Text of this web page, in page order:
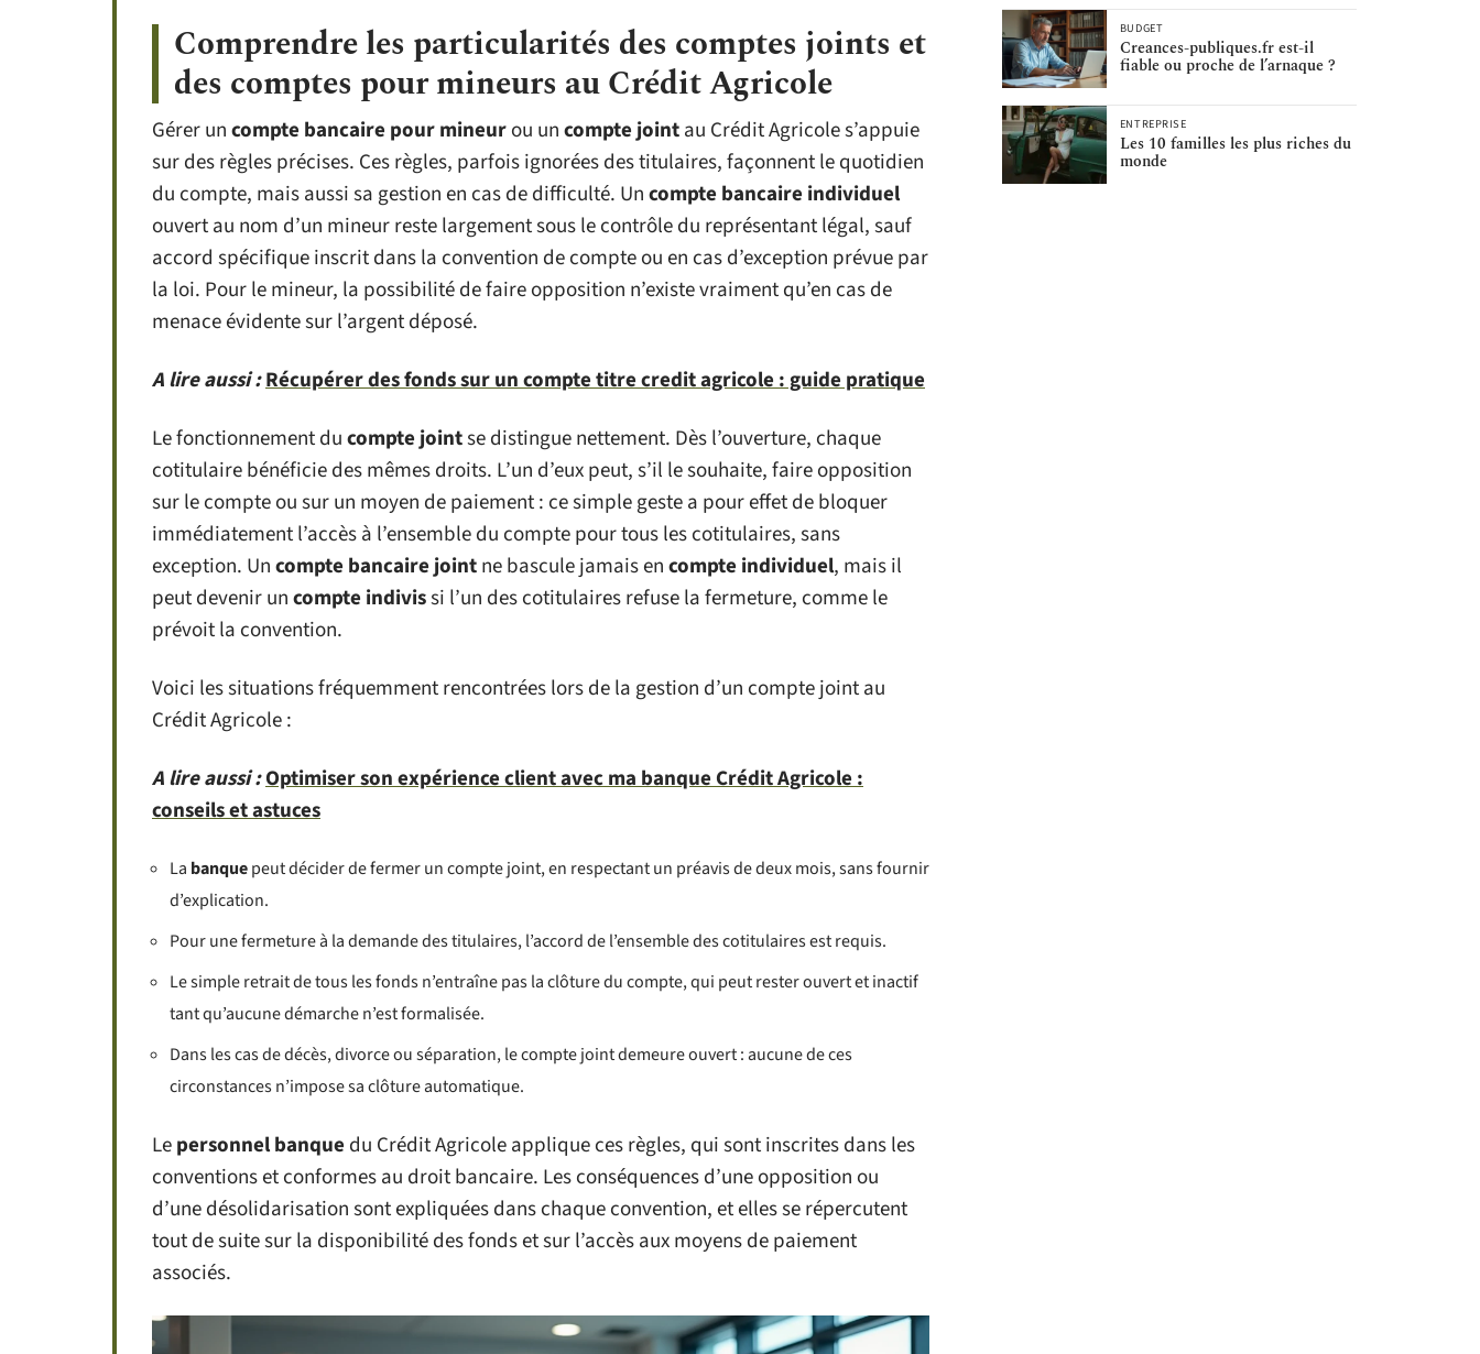
Comprendre les particularités des comptes joints et
des comptes pour mineurs au Crédit Agricole
Gérer uncompte bancaire pour mineurou uncompte jointau Crédit Agricole s’appuie
sur des règles précises. Ces règles, parfois ignorées des titulaires, façonnent le quotidien
du compte, mais aussi sa gestion en cas de difficulté. Uncompte bancaire individuel
ouvert au nom d’un mineur reste largement sous le contrôle du représentant légal, sauf
accord spécifique inscrit dans la convention de compte ou en cas d’exception prévue par
la loi. Pour le mineur, la possibilité de faire opposition n’existe vraiment qu’en cas de
menace évidente sur l’argent déposé.
A lire aussi :Récupérer des fonds sur un compte titre credit agricole : guide pratique
Le fonctionnement ducompte jointse distingue nettement. Dès l’ouverture, chaque
cotitulaire bénéficie des mêmes droits. L’un d’eux peut, s’il le souhaite, faire opposition
sur le compte ou sur un moyen de paiement : ce simple geste a pour effet de bloquer
immédiatement l’accès à l’ensemble du compte pour tous les cotitulaires, sans
exception. Uncompte bancaire jointne bascule jamais encompte individuel, mais il
peut devenir uncompte indivissi l’un des cotitulaires refuse la fermeture, comme le
prévoit la convention.
Voici les situations fréquemment rencontrées lors de la gestion d’un compte joint au
Crédit Agricole :
A lire aussi :Optimiser son expérience client avec ma banque Crédit Agricole :
conseils et astuces
La banquepeut décider de fermer un compte joint, en respectant un préavis de deux mois, sans fournir
d’explication.
Pour une fermeture à la demande des titulaires, l’accord de l’ensemble des cotitulaires est requis.
Le simple retrait de tous les fonds n’entraîne pas la clôture du compte, qui peut rester ouvert et inactif
tant qu’aucune démarche n’est formalisée.
Dans les cas de décès, divorce ou séparation, le compte joint demeure ouvert : aucune de ces
circonstances n’impose sa clôture automatique.
Lepersonnel banque du Crédit Agricole applique ces règles, qui sont inscrites dans les
conventions et conformes au droit bancaire. Les conséquences d’une opposition ou
d’une désolidarisation sont expliquées dans chaque convention, et elles se répercutent
tout de suite sur la disponibilité des fonds et sur l’accès aux moyens de paiement
associés.
BUDGET
Creances-publiques.fr est-il
fiable ou proche de l’arnaque ?
ENTREPRISE
Les 10 familles les plus riches du
monde